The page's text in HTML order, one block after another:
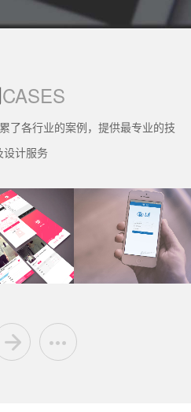
CASES
了各行业的案例，提供最专业的技
设计服务